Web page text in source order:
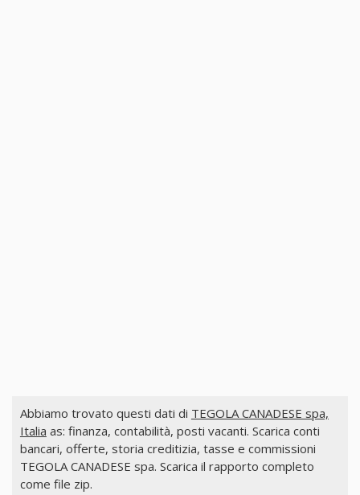
Abbiamo trovato questi dati di TEGOLA CANADESE spa,
Italia as: finanza, contabilità, posti vacanti. Scarica conti
bancari, offerte, storia creditizia, tasse e commissioni
TEGOLA CANADESE spa. Scarica il rapporto completo
come file zip.